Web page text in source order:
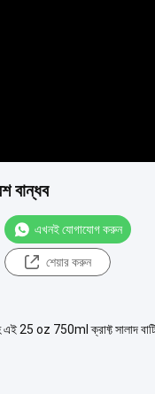
বান্ধব
এখনই যোগাযোগ করুন
শেয়ার করুন
এই 25 oz 750ml ক্রাফ্ট সালাদ